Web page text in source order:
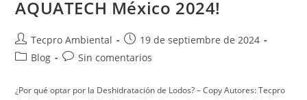
AQUATECH México 2024!
Tecpro Ambiental
19 de septiembre de 2024
Blog
Sin comentarios
¿Por qué optar por la Deshidratación de Lodos? – Copy Autores: Tecpro